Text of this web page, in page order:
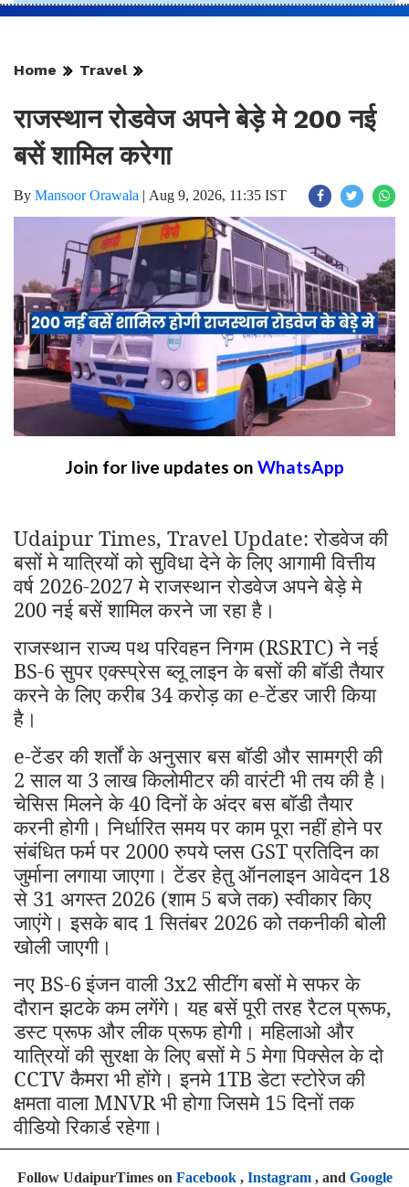
Home Travel
राजस्थान रोडवेज अपने बेड़े मे 200 नई
बसें शामिल करेगा
By Mansoor Orawala | Aug 9, 2026, 11:35 IST
Join for live updates on WhatsApp
Udaipur Times, Travel Update: रोडवेज की
बसों मे यात्रियों को सुविधा देने के लिए आगामी वित्तीय
वर्ष 2026-2027 मे राजस्थान रोडवेज अपने बेड़े मे
200 नई बसें शामिल करने जा रहा है।
राजस्थान राज्य पथ परिवहन निगम (RSRTC) ने नई
BS-6 सुपर एक्स्प्रेस ब्लू लाइन के बसों की बॉडी तैयार
करने के लिए करीब 34 करोड़ का e-टेंडर जारी किया
है।
e-टेंडर की शर्तों के अनुसार बस बॉडी और सामग्री की
2 साल या 3 लाख किलोमीटर की वारंटी भी तय की है।
चेसिस मिलने के 40 दिनों के अंदर बस बॉडी तैयार
करनी होगी। निर्धारित समय पर काम पूरा नहीं होने पर
संबंधित फर्म पर 2000 रुपये प्लस GST प्रतिदिन का
जुर्माना लगाया जाएगा। टेंडर हेतु ऑनलाइन आवेदन 18
से 31 अगस्त 2026 (शाम 5 बजे तक) स्वीकार किए
जाएंगे। इसके बाद 1 सितंबर 2026 को तकनीकी बोली
खोली जाएगी।
नए BS-6इंजन वाली 3x2 सीटींग बसों मे सफर के
दौरान झटके कम लगेंगे। यह बसें पूरी तरह रैटल प्रूफ,
डस्ट प्रूफ और लीक प्रूफ होगी। महिलाओ और
यात्रियों की सुरक्षा के लिए बसों मे 5 मेगा पिक्सेल के दो
CCTV कैमरा भी होंगे। इनमे 1TB डेटा स्टोरेज की
क्षमता वाला MNVR भी होगा जिसमे 15 दिनों तक
वीडियो रिकार्ड रहेगा।
Follow UdaipurTimes on Facebook, Instagram, and Google